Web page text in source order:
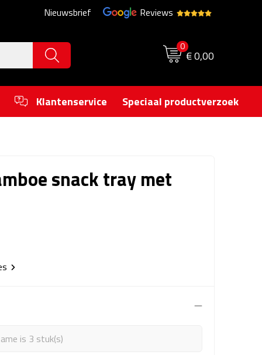
Nieuwsbrief Reviews
0
€ 0,00
Klantenservice Speciaal productverzoek
snack tray met
is 3 stuk(s)